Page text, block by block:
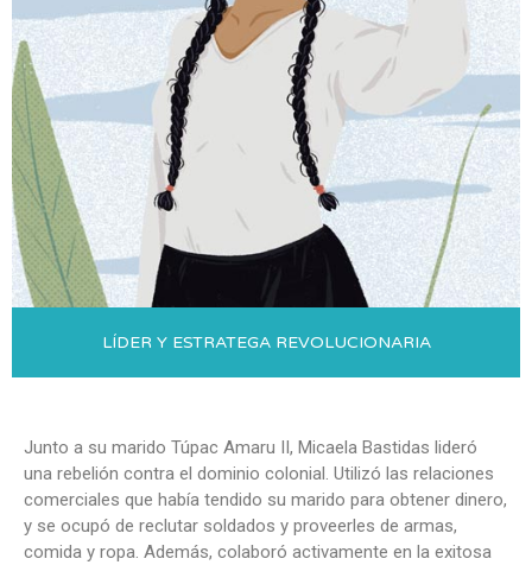
LÍDER Y ESTRATEGA REVOLUCIONARIA
Junto a su marido Túpac Amaru II, Micaela Bastidas lideró
una rebelión contra el dominio colonial. Utilizó las relaciones
comerciales que había tendido su marido para obtener dinero,
y se ocupó de reclutar soldados y proveerles de armas,
comida y ropa. Además, colaboró activamente en la exitosa